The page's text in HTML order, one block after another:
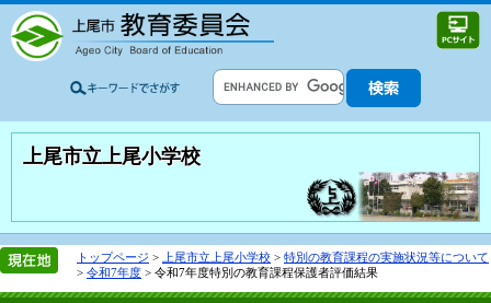
上尾市立上尾小学校
トップページ > 上尾市立上尾小学校 > 特別の教育課程の実施状況等について
> 令和7年度 > 令和7年度特別の教育課程保護者評価結果